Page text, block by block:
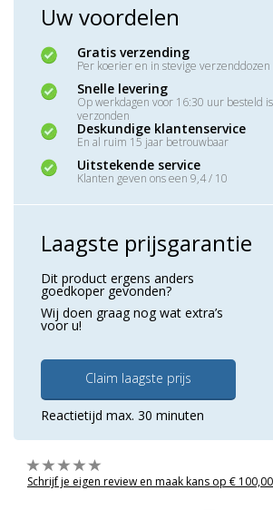
Uw voordelen
Gratis verzending
Per koerier en in stevige verzenddozen
Snelle levering
Op werkdagen voor 16:30 uur besteld
verzonden
Deskundige klantenservice
En al ruim 15 jaar betrouwbaar
Uitstekende service
Klanten geven ons een 9,4 / 10
Laagste prijsgarantie
Dit product ergens anders
goedkoper gevonden?
Wij doen graag nog wat extra’s
voor u!
Claim laagste prijs
Reactietijd max. 30 minuten
Schrijf je eigen review en maak kans op € 100,00